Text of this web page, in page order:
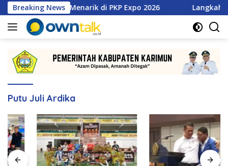
Langsung
ke
konten
Breaking News
Promo Menarik di PKP Expo 2026 Langkah Strategis
Putu Juli Ardika